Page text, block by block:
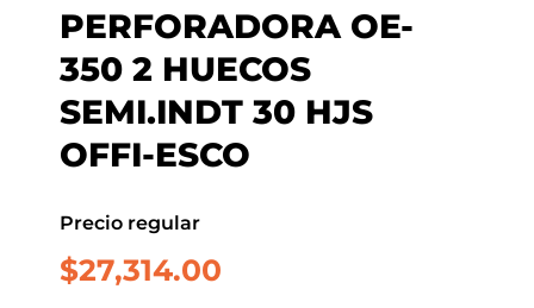
PERFORADORA OE-
350 2 HUECOS
SEMI.INDT 30 HJS
OFFI-ESCO
Precio regular
$27,314.00